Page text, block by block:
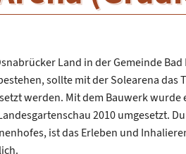
Land in der Gemeinde
sollte mit der Solearena das
werden. Mit dem Bauwerk
2010 umgesetzt.
ist das Erleben und